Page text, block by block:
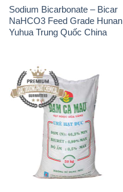
Sodium Bicarbonate – Bicar
NaHCO3 Feed Grade Hunan
Yuhua Trung Quốc China